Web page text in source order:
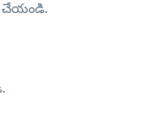
చేయండి.